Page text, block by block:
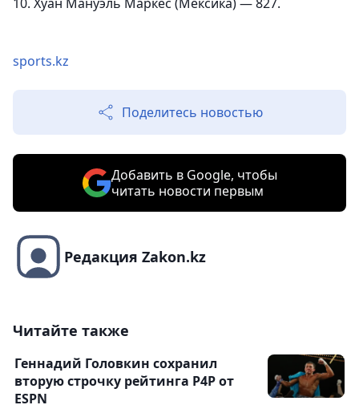
sports.kz
Поделитесь новостью
Добавить в Google, чтобы
читать новости первым
Редакция Zakon.kz
Читайте также
Геннадий Головкин сохранил
вторую строчку рейтинга P4P от
ESPN